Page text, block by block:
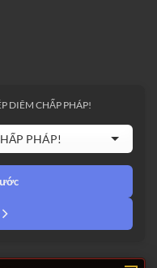
DIÊM CHẤP PHÁP!